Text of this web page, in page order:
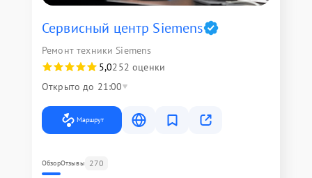
Сервисный центр Siemens
Ремонт техники Siemens
5,0252 оценки
Открыто до 21:00
Маршрут
ОбзорОтзывы 270